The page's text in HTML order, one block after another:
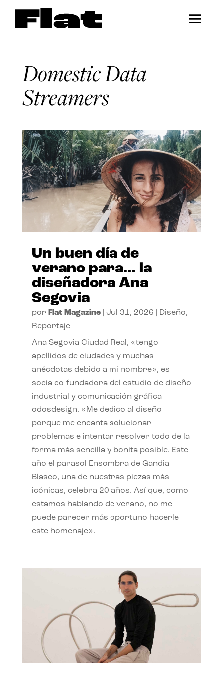
Domestic Data
Streamers
Un buen día de
verano para… la
diseñadora Ana
Segovia
por Flat Magazine| Jul 31, 2026 Diseño,
Reportaje
Ana Segovia Ciudad Real, «tengo
apellidos de ciudades y muchas
anécdotas debido a mi nombre», es
socia co-fundadora del estudio de diseño
industrial y comunicación gráfica
odosdesign. «Me dedico al diseño
porque me encanta solucionar
problemas e intentar resolver todo de la
forma más sencilla y bonita posible. Este
año el parasol Ensombra de Gandia
Blasco, una de nuestras piezas más
icónicas, celebra 20 años. Así que, como
estamos hablando de verano, no me
puede parecer más oportuno hacerle
este homenaje».